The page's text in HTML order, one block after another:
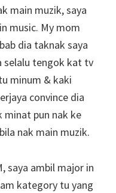
main muzik, saya
music. My mom
dia taknak saya
selalu tengok kat tv
minum & kaki
convince dia
minat pun nak ke
nak main muzik.
saya ambil major in
kategory tu yang